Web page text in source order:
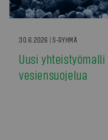
30.6.2026 | S-RYHMÄ
Uusi
vesiensuojelua